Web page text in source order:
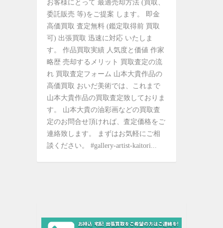
お客様にとって 最適売却方法 (買取、
委託販売 等)をご提案 します。 即金
高価買取 査定無料 (鑑定取得前 買取
可) 出張買取 迅速に対応 いたしま
す。 作品買取実績 人気度と価値 作家
略歴 売却するメリット 買取査定の流
れ 買取査定フォーム 山本大貴作品の
高価買取 おいだ美術では、これまで
山本大貴作品の買取査定致しておりま
す。 山本大貴の油彩画などの買取査
定のお問合せ頂ければ、査定価格をご
連絡致します。 まずはお気軽にご相
談ください。 #gallery-artist-kaitori...